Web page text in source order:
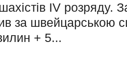
шахістів IV
за швейцарською
+ 5...